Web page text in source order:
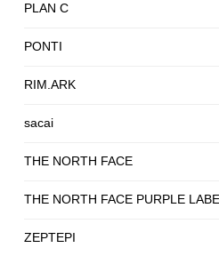
PLAN C
PONTI
RIM.ARK
sacai
THE NORTH FACE
THE NORTH FACE PURPLE
ZEPTEPI